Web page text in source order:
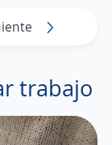
trabajo